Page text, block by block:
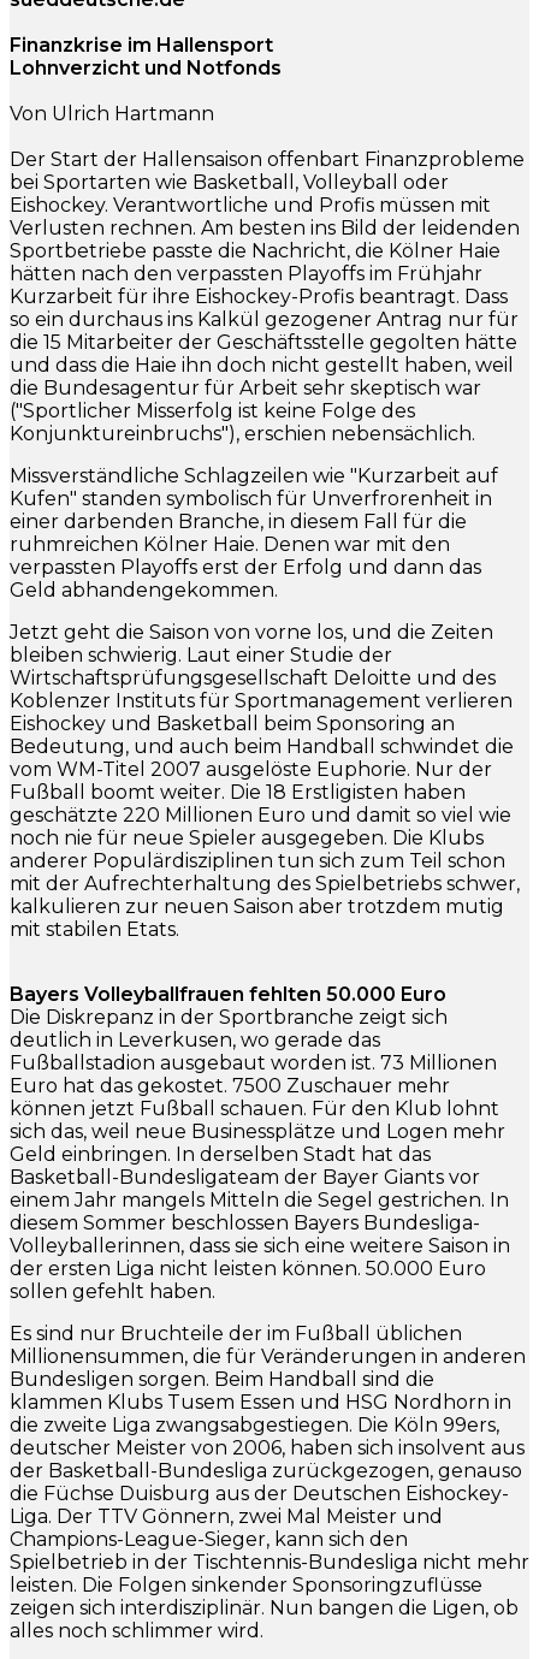
Finanzkrise im Hallensport
Lohnverzicht und Notfonds
Von Ulrich Hartmann
Der Start der Hallensaison offenbart Finanzprobleme
bei Sportarten wie Basketball, Volleyball oder
Eishockey. Verantwortliche und Profis müssen mit
Verlusten rechnen. Am besten ins Bild der leidenden
Sportbetriebe passte die Nachricht, die Kölner Haie
hätten nach den verpassten Playoffs im Frühjahr
Kurzarbeit für ihre Eishockey-Profis beantragt. Dass
so ein durchaus ins Kalkül gezogener Antrag nur für
die 15 Mitarbeiter der Geschäftsstelle gegolten hätte
und dass die Haie ihn doch nicht gestellt haben, weil
die Bundesagentur für Arbeit sehr skeptisch war
("Sportlicher Misserfolg ist keine Folge des
Konjunktureinbruchs"), erschien nebensächlich.
Missverständliche Schlagzeilen wie "Kurzarbeit auf
Kufen" standen symbolisch für Unverfrorenheit in
einer darbenden Branche, in diesem Fall für die
ruhmreichen Kölner Haie. Denen war mit den
verpassten Playoffs erst der Erfolg und dann das
Geld abhandengekommen.
Jetzt geht die Saison von vorne los, und die Zeiten
bleiben schwierig. Laut einer Studie der
Wirtschaftsprüfungsgesellschaft Deloitte und des
Koblenzer Instituts für Sportmanagement verlieren
Eishockey und Basketball beim Sponsoring an
Bedeutung, und auch beim Handball schwindet die
vom WM-Titel 2007 ausgelöste Euphorie. Nur der
Fußball boomt weiter. Die 18 Erstligisten haben
geschätzte 220 Millionen Euro und damit so viel wie
noch nie für neue Spieler ausgegeben. Die Klubs
anderer Populärdisziplinen tun sich zum Teil schon
mit der Aufrechterhaltung des Spielbetriebs schwer,
kalkulieren zur neuen Saison aber trotzdem mutig
mit stabilen Etats.
Bayers Volleyballfrauen fehlten 50.000 Euro
Die Diskrepanz in der Sportbranche zeigt sich
deutlich in Leverkusen, wo gerade das
Fußballstadion ausgebaut worden ist. 73 Millionen
Euro hat das gekostet. 7500 Zuschauer mehr
können jetzt Fußball schauen. Für den Klub lohnt
sich das, weil neue Businessplätze und Logen mehr
Geld einbringen. In derselben Stadt hat das
Basketball-Bundesligateam der Bayer Giants vor
einem Jahr mangels Mitteln die Segel gestrichen. In
diesem Sommer beschlossen Bayers Bundesliga-
Volleyballerinnen, dass sie sich eine weitere Saison in
der ersten Liga nicht leisten können. 50.000 Euro
sollen gefehlt haben.
Es sind nur Bruchteile der im Fußball üblichen
Millionensummen, die für Veränderungen in anderen
Bundesligen sorgen. Beim Handball sind die
klammen Klubs Tusem Essen und HSG Nordhorn in
die zweite Liga zwangsabgestiegen. Die Köln 99ers,
deutscher Meister von 2006, haben sich insolvent aus
der Basketball-Bundesliga zurückgezogen, genauso
die Füchse Duisburg aus der Deutschen Eishockey-
Liga. Der TTV Gönnern, zwei Mal Meister und
Champions-League-Sieger, kann sich den
Spielbetrieb in der Tischtennis-Bundesliga nicht mehr
leisten. Die Folgen sinkender Sponsoringzuflüsse
zeigen sich interdisziplinär. Nun bangen die Ligen, ob
alles noch schlimmer wird.